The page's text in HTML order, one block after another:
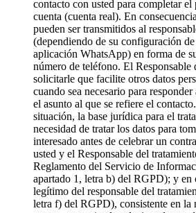
contacto con usted para completar el
cuenta (cuenta real). En
pueden ser transmitidos al
(dependiendo de su configuración
aplicación WhatsApp) en forma de
número de teléfono. El Responsable
solicitarle que facilite otros datos
cuando sea necesario para
el asunto al que se refiere el
situación, la base jurídica para el
necesidad de tratar los datos para
interesado antes de celebrar un
usted y el Responsable del
Reglamento del Servicio de
apartado 1, letra b) del RGPD); y en
legítimo del responsable del
letra f) del RGPD), consistente en la